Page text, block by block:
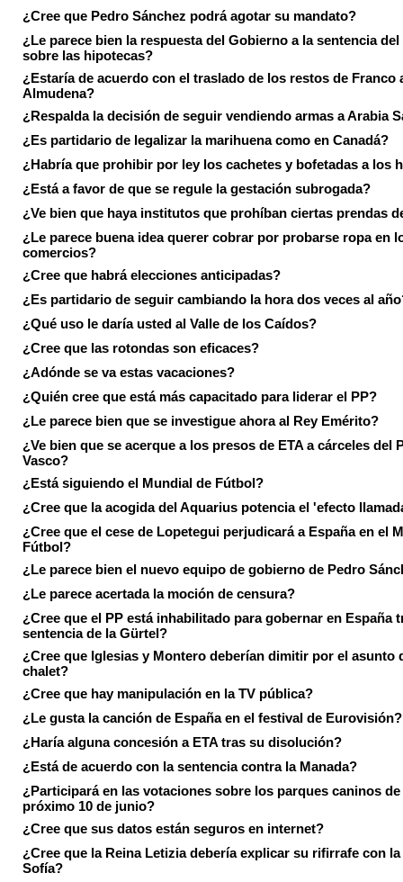
¿Cree que Pedro Sánchez podrá agotar su mandato?
¿Le parece bien la respuesta del Gobierno a la sentencia
sobre las hipotecas?
¿Estaría de acuerdo con el traslado de los restos de Franco
Almudena?
¿Respalda la decisión de seguir vendiendo armas a Arabia
¿Es partidario de legalizar la marihuena como en Canadá?
¿Habría que prohibir por ley los cachetes y bofetadas a los
¿Está a favor de que se regule la gestación subrogada?
¿Ve bien que haya institutos que prohíban ciertas prendas
¿Le parece buena idea querer cobrar por probarse ropa en
comercios?
¿Cree que habrá elecciones anticipadas?
¿Es partidario de seguir cambiando la hora dos veces al
¿Qué uso le daría usted al Valle de los Caídos?
¿Cree que las rotondas son eficaces?
¿Adónde se va estas vacaciones?
¿Quién cree que está más capacitado para liderar el PP?
¿Le parece bien que se investigue ahora al Rey Emérito?
¿Ve bien que se acerque a los presos de ETA a cárceles del
Vasco?
¿Está siguiendo el Mundial de Fútbol?
¿Cree que la acogida del Aquarius potencia el 'efecto
¿Cree que el cese de Lopetegui perjudicará a España en el
Fútbol?
¿Le parece bien el nuevo equipo de gobierno de Pedro
¿Le parece acertada la moción de censura?
¿Cree que el PP está inhabilitado para gobernar en España
sentencia de la Gürtel?
¿Cree que Iglesias y Montero deberían dimitir por el asunto
chalet?
¿Cree que hay manipulación en la TV pública?
¿Le gusta la canción de España en el festival de Eurovisión?
¿Haría alguna concesión a ETA tras su disolución?
¿Está de acuerdo con la sentencia contra la Manada?
¿Participará en las votaciones sobre los parques caninos de
próximo 10 de junio?
¿Cree que sus datos están seguros en internet?
¿Cree que la Reina Letizia debería explicar su rifirrafe con la
Sofía?